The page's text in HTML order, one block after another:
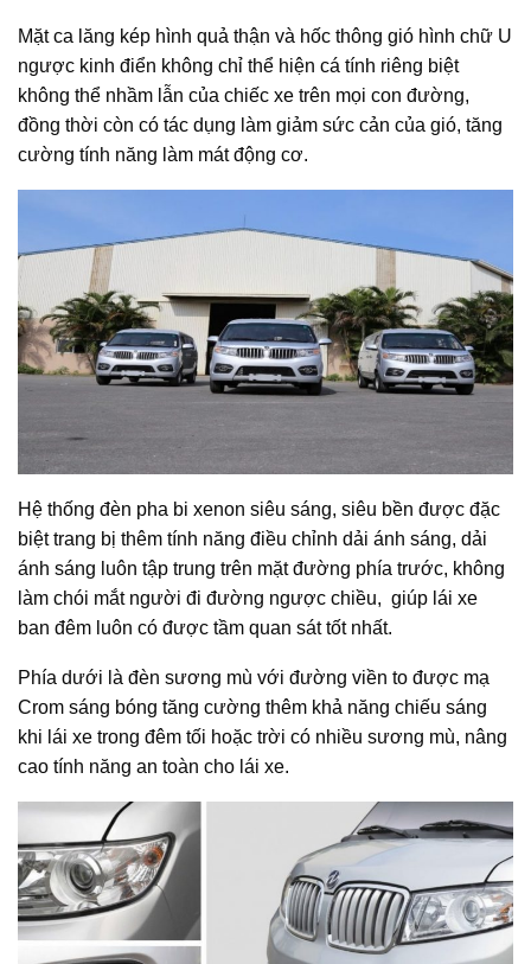
Mặt ca lăng kép hình quả thận và hốc thông gió hình chữ U
ngược kinh điển không chỉ thể hiện cá tính riêng biệt
không thể nhầm lẫn của chiếc xe trên mọi con đường,
đồng thời còn có tác dụng làm giảm sức cản của gió, tăng
cường tính năng làm mát động cơ.
Hệ thống đèn pha bi xenon siêu sáng, siêu bền được đặc
biệt trang bị thêm tính năng điều chỉnh dải ánh sáng, dải
ánh sáng luôn tập trung trên mặt đường phía trước, không
làm chói mắt người đi đường ngược chiều, giúp lái xe
ban đêm luôn có được tầm quan sát tốt nhất.
Phía dưới là đèn sương mù với đường viền to được mạ
Crom sáng bóng tăng cường thêm khả năng chiếu sáng
khi lái xe trong đêm tối hoặc trời có nhiều sương mù, nâng
cao tính năng an toàn cho lái xe.